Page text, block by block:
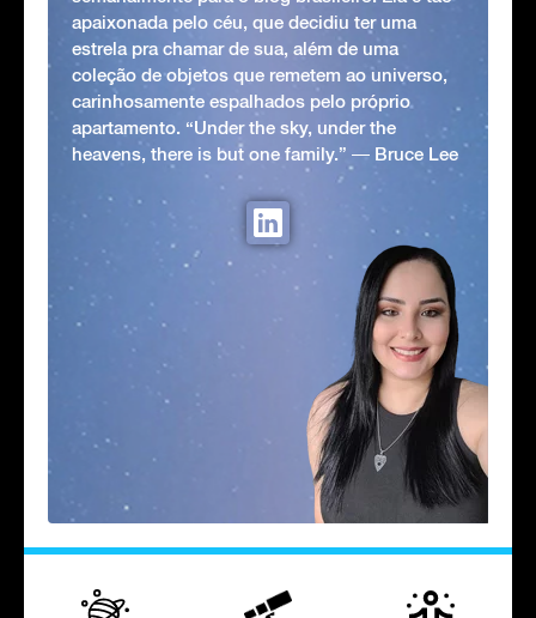
apaixonada pelo céu, que decidiu ter uma
estrela pra chamar de sua, além de uma
coleção de objetos que remetem ao universo,
carinhosamente espalhados pelo próprio
apartamento. “Under the sky, under the
heavens, there is but one family.” ― Bruce Lee